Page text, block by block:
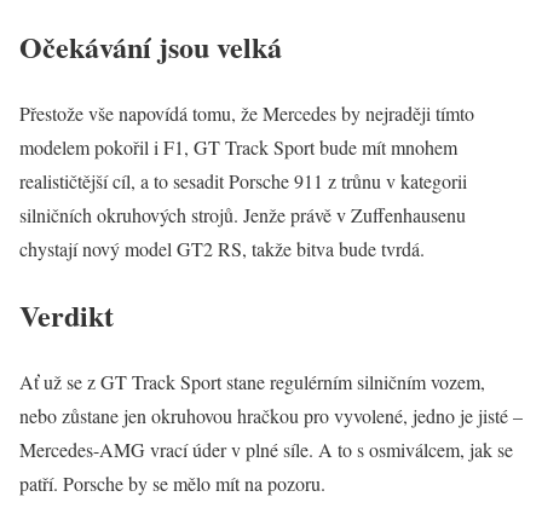
Očekávání jsou velká
Přestože vše napovídá tomu, že Mercedes by nejraději tímto
modelem pokořil i F1, GT Track Sport bude mít mnohem
realističtější cíl, a to sesadit Porsche 911 z trůnu v kategorii
silničních okruhových strojů. Jenže právě v Zuffenhausenu
chystají nový model GT2 RS, takže bitva bude tvrdá.
Verdikt
Ať už se z GT Track Sport stane regulérním silničním vozem,
nebo zůstane jen okruhovou hračkou pro vyvolené, jedno je jisté –
Mercedes-AMG vrací úder v plné síle. A to s osmiválcem, jak se
patří. Porsche by se mělo mít na pozoru.